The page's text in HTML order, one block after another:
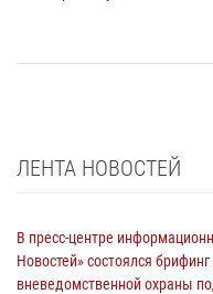
ЛЕНТА НОВОСТЕЙ
В пресс-центре
Новостей» состоялся
вневедомственной охраны